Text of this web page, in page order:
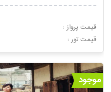
قیمت پرواز :
: قیمت تور
موجود